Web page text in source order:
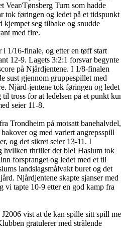
Vear/Tønsberg Turn som hadde
tok føringen og ledet på et tidspunkt
seg tilbake og snudde
med fire.
i 1/16-finale, og etter en tøff start
12-9. Lagets 3:2:1 forsvar begynte
på Njårdjentene. I 1/8-finalen
sust gjennom gruppespillet med
Njård-jentene tok føringen og ledet
tross for at ledelsen på et punkt
seier 11-8.
Trondheim på motsatt banehalvdel,
og med variert angrepsspill
og det sikret seier 13-11. I
hvilken thriller det ble! Haslum tok
forspranget og ledet med et til
landslagsmålvakt buret og det
Njårdjentene skapte sjanser med
vi tapte 10-9 etter en god kamp fra
vist at de kan spille sitt spill
gratulerer med strålende